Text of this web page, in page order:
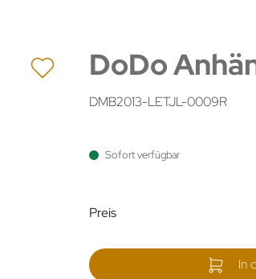
DoDo
DMB2013-LETJL-0009R
Sofort verfügbar
Preis
In